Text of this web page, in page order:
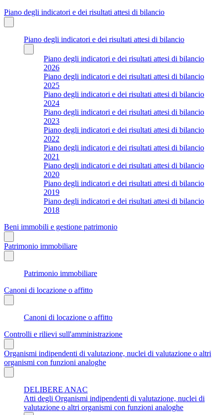
Piano degli indicatori e dei risultati attesi di bilancio
Piano degli indicatori e dei risultati attesi di bilancio
Piano degli indicatori e dei risultati attesi di bilancio
2026
Piano degli indicatori e dei risultati attesi di bilancio
2025
Piano degli indicatori e dei risultati attesi di bilancio
2024
Piano degli indicatori e dei risultati attesi di bilancio
2023
Piano degli indicatori e dei risultati attesi di bilancio
2022
Piano degli indicatori e dei risultati attesi di bilancio
2021
Piano degli indicatori e dei risultati attesi di bilancio
2020
Piano degli indicatori e dei risultati attesi di bilancio
2019
Piano degli indicatori e dei risultati attesi di bilancio
2018
Beni immobili e gestione patrimonio
Patrimonio immobiliare
Patrimonio immobiliare
Canoni di locazione o affitto
Canoni di locazione o affitto
Controlli e rilievi sull'amministrazione
Organismi indipendenti di valutazione, nuclei di valutazione o altri
organismi con funzioni analoghe
DELIBERE ANAC
Atti degli Organismi indipendenti di valutazione, nuclei di
valutazione o altri organismi con funzioni analoghe